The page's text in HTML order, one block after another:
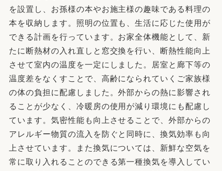
を設置し、お孫様の本やお施主様の趣味である料理の
本を収納します。照明の位置も、生活に応じた使用が
できる計画を行っています。お家全体機能として、新
たに断熱材の入れ直しと窓交換を行い、断熱性能向上
させて室内の温度を一定にしました。居室と廊下等の
温度差をなくすことで、高齢になられていくご家族様
の体の負担に配慮しました。外部からの熱に影響され
ることが少なく、冷暖房の使用が減り環境にも配慮し
ています。気密性能も向上させることで、外部からの
アレルギー物質の流入を防ぐと同時に、換気効率も向
上させています。また換気については、新鮮な空気を
常に取り入れることのできる第一種換気を導入してい